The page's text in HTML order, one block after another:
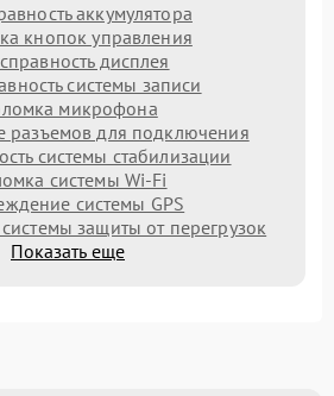
аккумулятора
кнопок управления
дисплея
системы записи
микрофона
разъемов для подключения
системы стабилизации
системы Wi-Fi
системы GPS
защиты от перегрузок
Показать еще